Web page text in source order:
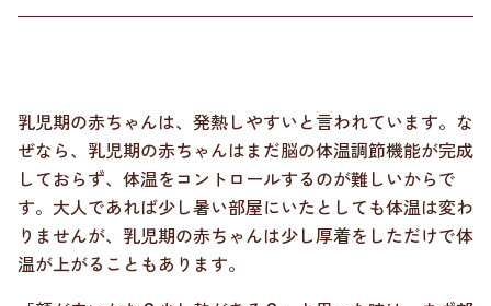
乳児期の赤ちゃんは、発熱しやすいと言われています。な
ぜなら、乳児期の赤ちゃんはまだ脳の体温調節機能が完成
しておらず、体温をコントロールするのが難しいからで
す。大人であれば少し暑い部屋にいたとしても体温は変わ
りませんが、乳児期の赤ちゃんは少し厚着をしただけで体
温が上がることもあります。